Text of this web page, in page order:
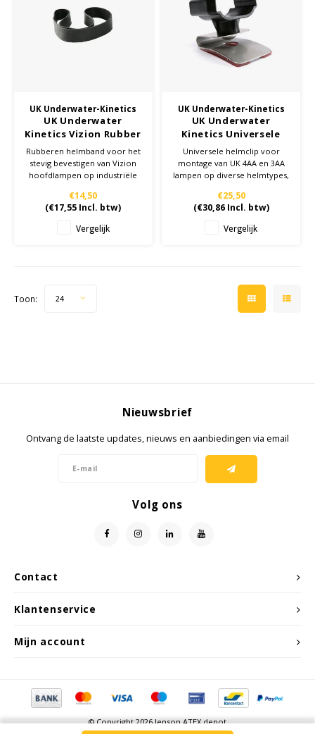
UK Underwater-Kinetics
UK Underwater
Kinetics Vizion Rubber
- zwart - Helmband
Rubberen helmband voor het
stevig bevestigen van Vizion
hoofdlampen op industriële
en langdurig gebruik.
€14,50
(€17,55 Incl. btw)
Vergelijk
UK Underwater-Kinetics
UK Underwater
Kinetics Universele
Helmklem - 4AA 3AA
Universele helmclip voor
montage van UK 4AA en 3AA
lampen op diverse helmtypes,
€25,50
(€30,86Incl. btw)
Vergelijk
Toon: 24
Contact
Nieuwsbrief
Ontvang de laatste updates, nieuws en aanbiedingen via email
Volg ons
Klantenservice
Mijn account
© Copyright 2026 Jenson ATEX depot